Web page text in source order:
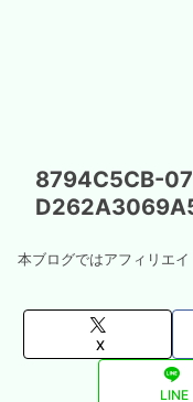
8794C5CB-
本ブログではアフィリエ
X
LINE